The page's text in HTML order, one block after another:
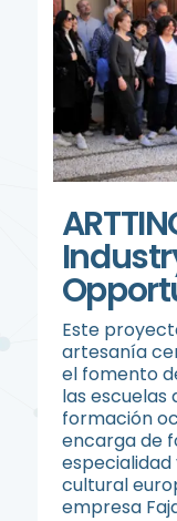
Este
artesanía
el fomento
las escuelas
formación
encarga de
cultural
empresa